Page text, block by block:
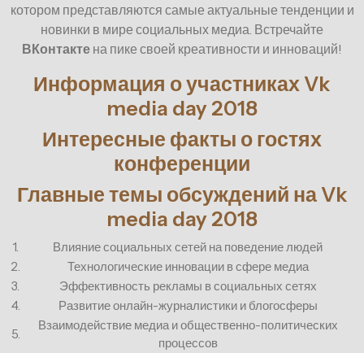
котором представляются самые актуальные тенденции и
новинки в мире социальных медиа. Встречайте
ВКонтакте на пике своей креативности и инноваций!
Информация о участниках Vk
media day 2018
Интересные факты о гостях
конференции
Главные темы обсуждений на Vk
media day 2018
1.
Влияние социальных сетей на поведение людей
2.
Технологические инновации в сфере медиа
3.
Эффективность рекламы в социальных сетях
4.
Развитие онлайн-журналистики и блогосферы
5.
Взаимодействие медиа и общественно-политических
процессов